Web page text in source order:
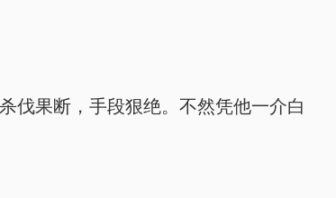
伐果断，手段狠绝。不然凭他一介白